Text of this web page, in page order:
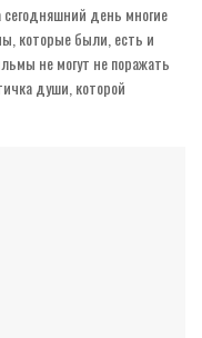
день многие
которые были, есть и
не могут не поражать
души, которой